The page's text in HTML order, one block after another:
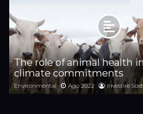
The role of animal health
climate commitments
Environmental Ago 2022 Investire